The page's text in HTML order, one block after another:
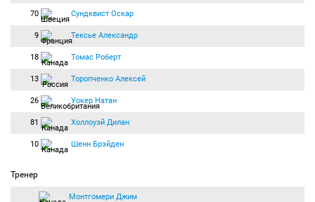
70 Сундквист Оскар
9 Тексье Александр
18 Томас Роберт
13 Торопченко Алексей
26 Уокер Натан
81 Холлоуэй Дилан
10 Шенн Брэйден
Тренер
Монтгомери Джим